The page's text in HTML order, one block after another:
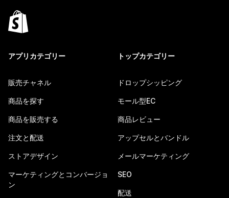
アプリカテゴリー
販売チャネル
商品を探す
商品を販売する
注文と配送
ストアデザイン
マーケティングとコンバージョ
ン
トップカテゴリー
ドロップシッピング
モール型EC
商品レビュー
アップセルとバンドル
メールマーケティング
SEO
配送